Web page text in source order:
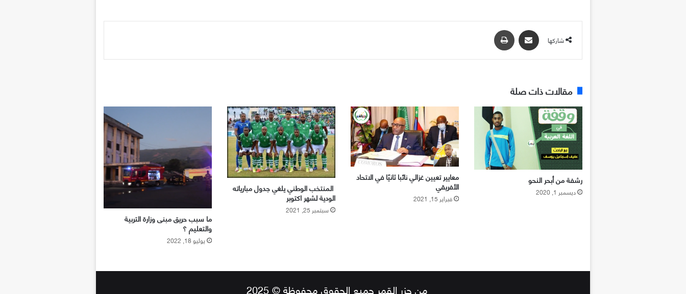
شاركها
مشاركة عبر البريد
مقالات ذات صلة
رشفة من أبحر النحو
ديسمبر 1, 2020
معايير تعيين غزالي نائبا ثانيًا في الاتحاد
الأفريقي
فبراير 15, 2021
المنتخب الوطني يلغي جدول مبارياته
الودية لشهر اكتوبر
سبتمبر 25, 2021
ما سبب حريق مبنى وزارة التربية
والتعليم ؟
يوليو 18, 2022
من جزر القمر جميع الحقوق محفوظة © 2025